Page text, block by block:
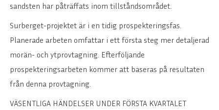
sandsten har påträffats inom tillståndsområdet.
Surberget-projektet är i en tidig prospekteringsfas.
Planerade arbeten omfattar i ett första steg mer detaljerad
morän- och ytprovtagning. Efterföljande
prospekteringsarbeten kommer att baseras på resultaten
från denna provtagning.
VÄSENTLIGA HÄNDELSER UNDER FÖRSTA KVARTALET